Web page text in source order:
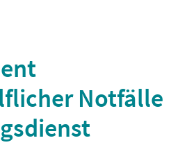
Notfälle